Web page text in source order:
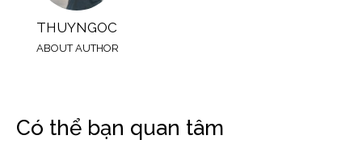
THUYNGOC
ABOUT AUTHOR
Có thể bạn quan tâm